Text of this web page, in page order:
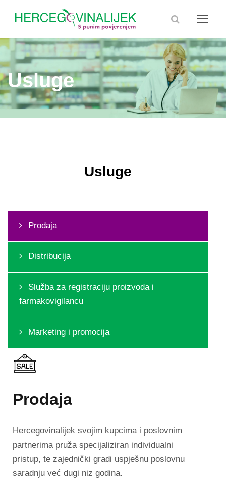
Usluge
Usluge
Prodaja
Distribucija
Služba za registraciju proizvoda i
farmakovigilancu
Marketing i promocija
Prodaja
Hercegovinalijek svojim kupcima i poslovnim
partnerima pruža specijaliziran individualni
pristup, te zajednički gradi uspješnu poslovnu
saradnju već dugi niz godina.